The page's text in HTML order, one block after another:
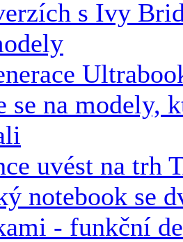
s Ivy
se na modely,
uvést na trh
notebook se
- funkční